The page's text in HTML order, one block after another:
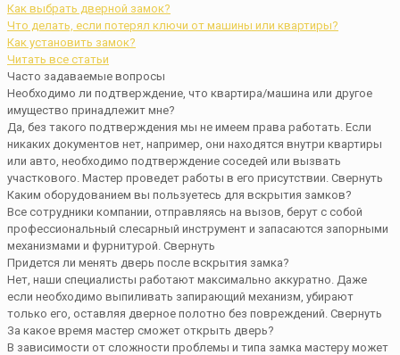
Как выбрать дверной замок?
Что делать, если потерял ключи от машины или квартиры?
Как установить замок?
Читать все статьи
Часто задаваемые вопросы
Необходимо ли подтверждение, что квартира/машина или другое
имущество принадлежит мне?
Да, без такого подтверждения мы не имеем права работать. Если
никаких документов нет, например, они находятся внутри квартиры
или авто, необходимо подтверждение соседей или вызвать
участкового. Мастер проведет работы в его присутствии. Свернуть
Каким оборудованием вы пользуетесь для вскрытия замков?
Все сотрудники компании, отправляясь на вызов, берут с собой
профессиональный слесарный инструмент и запасаются запорными
механизмами и фурнитурой. Свернуть
Придется ли менять дверь после вскрытия замка?
Нет, наши специалисты работают максимально аккуратно. Даже
если необходимо выпиливать запирающий механизм, убирают
только его, оставляя дверное полотно без повреждений. Свернуть
За какое время мастер сможет открыть дверь?
В зависимости от сложности проблемы и типа замка мастеру может